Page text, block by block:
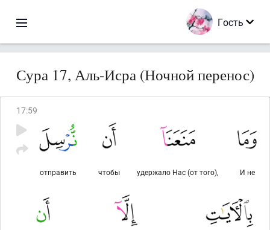
Гость
Сура 17, Аль-Исра (Ночной перенос)
17:59
И не
удержало Нас (от того),
чтобы
отправить